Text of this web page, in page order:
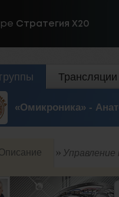
Стратегия Х20
Трансляции
«Омикроника» -